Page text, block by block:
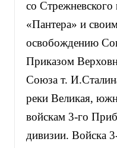
со
«Пантера» и
освобождению
Приказом
Союза т.
реки Великая,
войскам 3-го
дивизии. Войска